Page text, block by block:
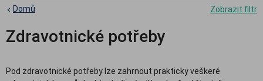
Zobrazit filtr
Domů
Zdravotnické potřeby
Pod zdravotnické potřeby lze zahrnout prakticky veškeré